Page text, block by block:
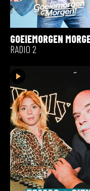
GOEIEMORGEN
RADIO 2